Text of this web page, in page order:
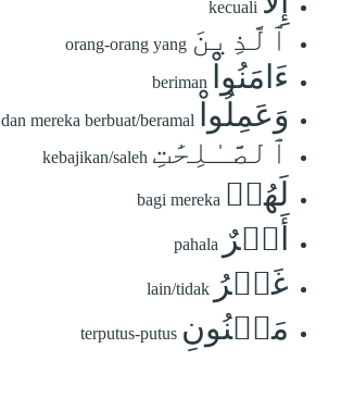
kecuali
ٱلَّذِينَ orang-orang yang
ءَامَنُواْ beriman
وَعَمِلُواْ dan mereka berbuat/beramal
ٱلصَّـٰلِحَٰتِ kebajikan/saleh
لَهُمۡ bagi mereka
أَجۡرٌ pahala
غَيۡرُ lain/tidak
مَمۡنُونِ terputus-putus